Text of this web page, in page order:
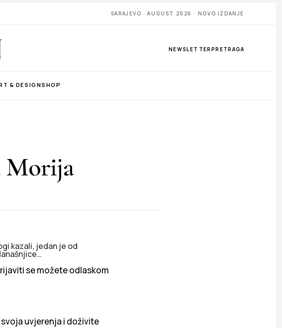
SARAJEVO · AUGUST 2026 · NOVO IZDANJE
NEWSLETTER PRETRAGA
& DESIGNSHOP
Morija
kazali, jedan je od
se možete odlaskom
uvjerenja i doživite